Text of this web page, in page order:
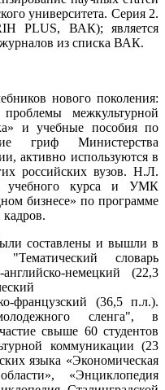
университета. Серия 2.
PLUS, ВАК); является
из списка ВАК.
нового поколения:
межкультурной
» и учебные пособия по
гриф Министерства
активно используются в
российских вузов. Н.Л.
учебного курса и УМК
бизнесе» по программе
составлены и вышли в
"Тематический словарь
английско-немецкий (22,3
французский (36,5 п.л.).
сленга", в
свыше 60 студентов
коммуникации (23
языка «Экономическая
«Энциклопедия